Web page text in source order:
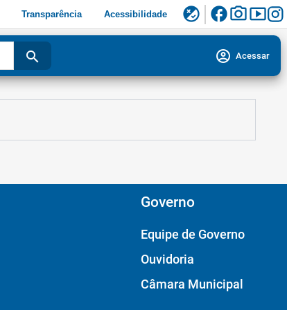
Transparência Acessibilidade flaky facebookphoto_camerasmart_display
search account_circle Acessar
Governo
Equipe de Governo
Ouvidoria
Câmara Municipal